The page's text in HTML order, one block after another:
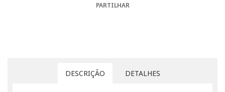
PARTILHAR
DESCRIÇÃO DETALHES